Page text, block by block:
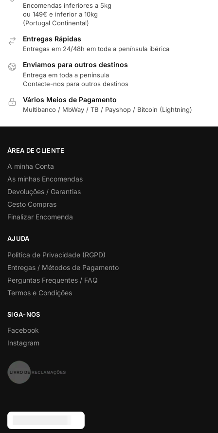
Encomendas inferiores a 5kg
ou 149€ e inferior a 10kg
(Portugal Continental)
Entregas Rápidas
Entregas em 24/48h em toda a península ibérica
Enviamos para outros destinos
Entrega em toda a península
Contacte-nos para outros destinos
Vários Meios de Pagamento
Multibanco / MbWay / TB / Payshop / Bitcoin (Lightning)
ÁREA DE CLIENTE
A minha Conta
As minhas Encomendas
Devoluções / Garantias
Cesto Compras
Finalizar Encomenda
AJUDA
Politica de Privacidade (RGPD)
Entregas / Métodos de Pagamento
Perguntas Frequentes / FAQ
Termos e Condições
SIGA-NOS
Facebook
Instagram